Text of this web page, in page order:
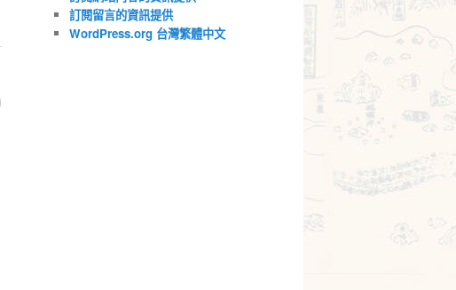
訂閱留言的資訊提供
WordPress.org 台灣繁體中文